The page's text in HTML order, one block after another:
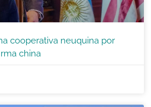
cooperativa neuquina por
china